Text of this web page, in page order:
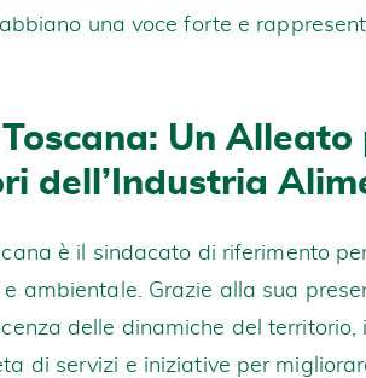
una voce forte e
Toscana: Un Alleato
dell’Industria
è il sindacato di riferimento
ambientale. Grazie alla sua
delle dinamiche del
di servizi e iniziative per